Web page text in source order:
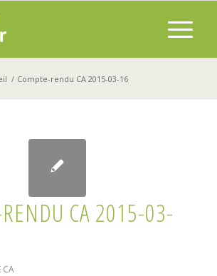
/ Compte-rendu CA 2015-03-16
CA 2015-03-
CA